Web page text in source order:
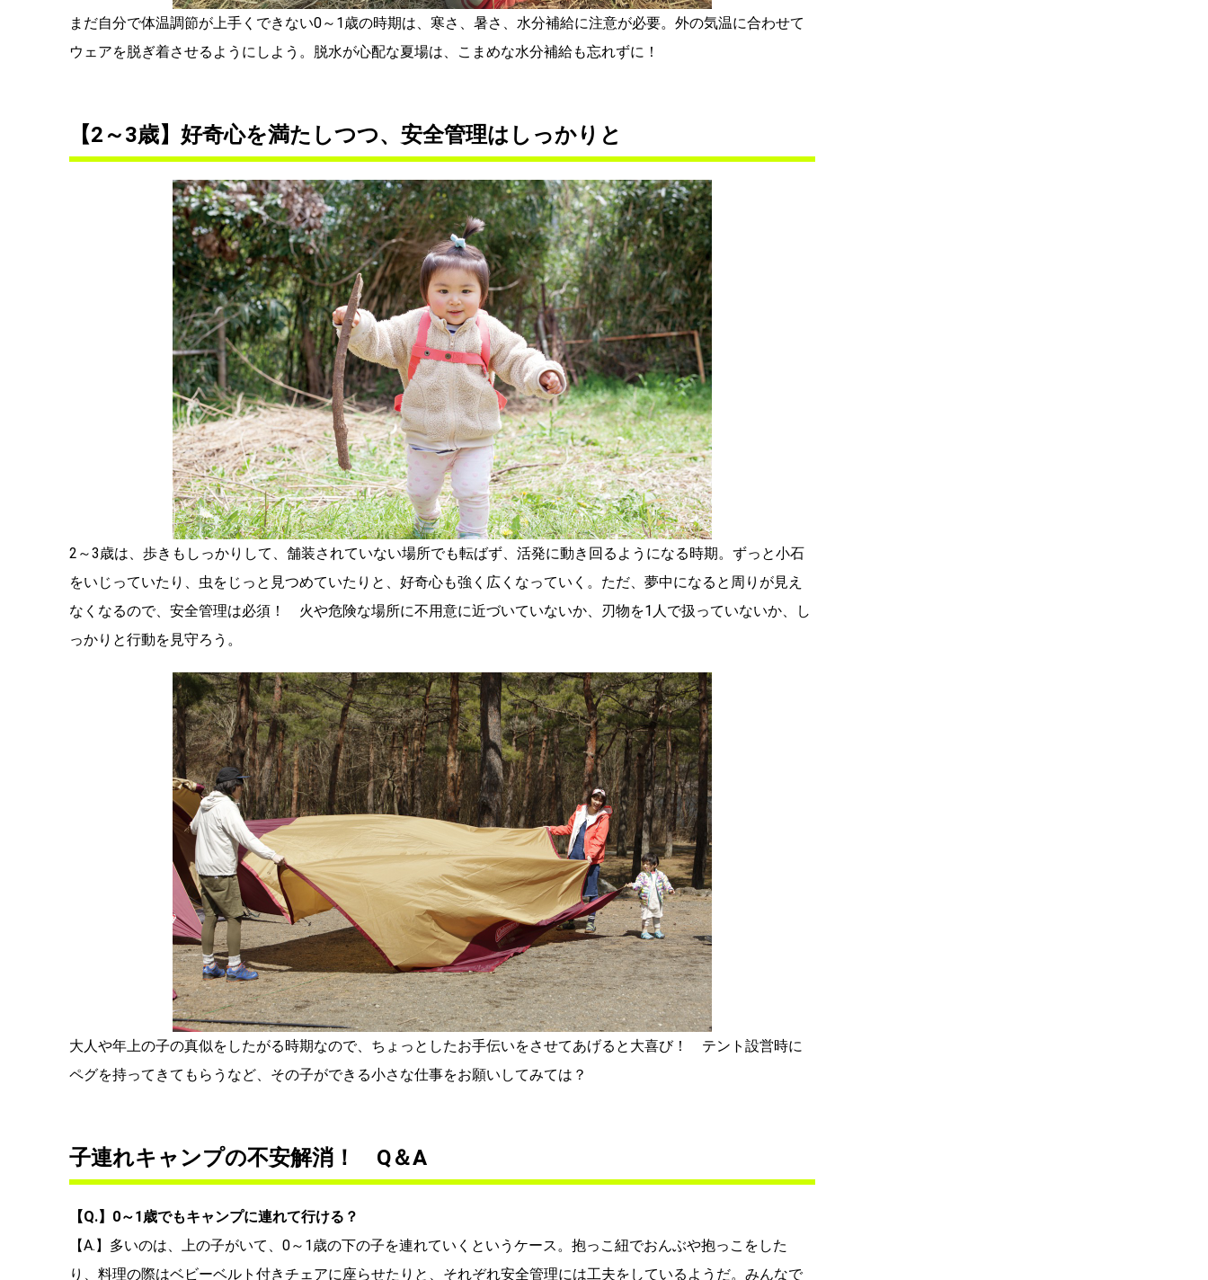
まだ自分で体温調節が上手くできない0～1歳の時期は、寒さ、暑さ、水分補給に注意が必要。外の気温に合わせて
ウェアを脱ぎ着させるようにしよう。脱水が心配な夏場は、こまめな水分補給も忘れずに！
【2～3歳】好奇心を満たしつつ、安全管理はしっかりと
2～3歳は、歩きもしっかりして、舗装されていない場所でも転ばず、活発に動き回るようになる時期。ずっと小石
をいじっていたり、虫をじっと見つめていたりと、好奇心も強く広くなっていく。ただ、夢中になると周りが見え
なくなるので、安全管理は必須！ 火や危険な場所に不用意に近づいていないか、刃物を1人で扱っていないか、し
っかりと行動を見守ろう。
大人や年上の子の真似をしたがる時期なので、ちょっとしたお手伝いをさせてあげると大喜び！ テント設営時に
ペグを持ってきてもらうなど、その子ができる小さな仕事をお願いしてみては？
子連れキャンプの不安解消！ Q＆A
【Q.】0～1歳でもキャンプに連れて行ける？
【A.】多いのは、上の子がいて、0～1歳の下の子を連れていくというケース。抱っこ紐でおんぶや抱っこをした
り、料理の際はベビーベルト付きチェアに座らせたりと、それぞれ安全管理には工夫をしているようだ。みんなで